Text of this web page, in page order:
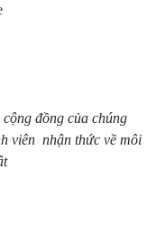
đồng của chúng
viên nhận thức về môi